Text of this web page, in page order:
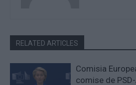
RELATED ARTICLES
Comisia
comise de